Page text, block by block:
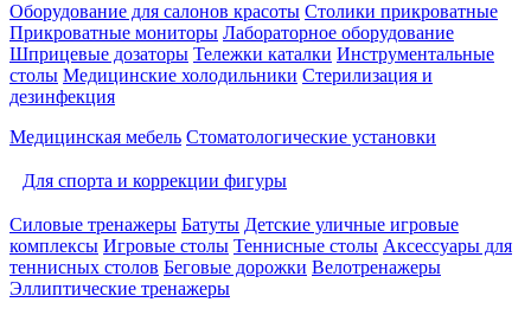
Оборудование для салонов красоты Столики прикроватные
Прикроватные мониторы Лабораторное оборудование
Шприцевые дозаторы Тележки каталки Инструментальные
столы Медицинские холодильники Стерилизация и
дезинфекция
Медицинская мебель Стоматологические установки
Для спорта и коррекции фигуры
Силовые тренажеры Батуты Детские уличные игровые
комплексы Игровые столы Теннисные столы Аксессуары для
теннисных столов Беговые дорожки Велотренажеры
Эллиптические тренажеры